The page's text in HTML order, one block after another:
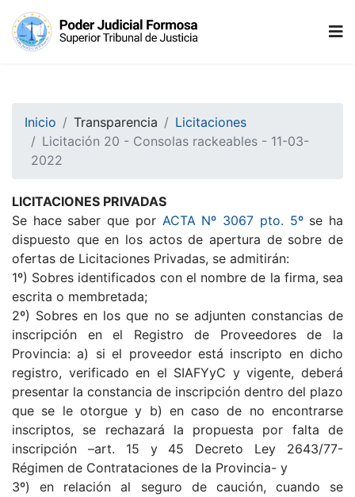
Inicio Transparencia
Licitaciones
Licitación 20 - Consolas rackeables - 11-03-
2022
LICITACIONES PRIVADAS
Se hace saber que por ACTA Nº 3067 pto. 5ºse ha
dispuesto que en los actos de apertura de sobre de
ofertas de Licitaciones Privadas, se admitirán:
1º) Sobres identificados con el nombre de la firma, sea
escrita o membretada;
2º) Sobres en los que no se adjunten constancias de
inscripción en el Registro de Proveedores de la
Provincia: a) si el proveedor está inscripto en dicho
registro, verificado en el SIAFYyC y vigente, deberá
presentar la constancia de inscripción dentro del plazo
que se le otorgue y b) en caso de no encontrarse
inscriptos, se rechazará la propuesta por falta de
inscripción –art. 15 y 45 Decreto Ley 2643/77-
Régimen de Contrataciones de la Provincia- y
3º) en relación al seguro de caución, cuando se